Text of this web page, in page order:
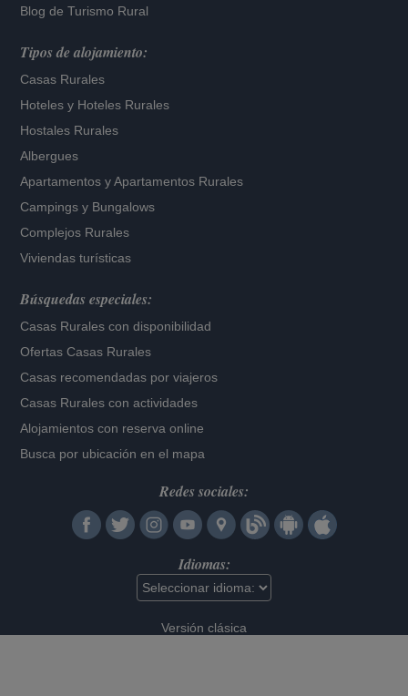
Blog de Turismo Rural
Tipos de alojamiento:
Casas Rurales
Hoteles y Hoteles Rurales
Hostales Rurales
Albergues
Apartamentos yApartamentos Rurales
Campings y Bungalows
Complejos Rurales
Viviendas turísticas
Búsquedas especiales:
Casas Rurales con disponibilidad
Ofertas Casas Rurales
Casas recomendadas por viajeros
Casas Rurales con actividades
Alojamientos con reserva online
Busca por ubicación en el mapa
Redes sociales:
Idiomas:
Versión clásica